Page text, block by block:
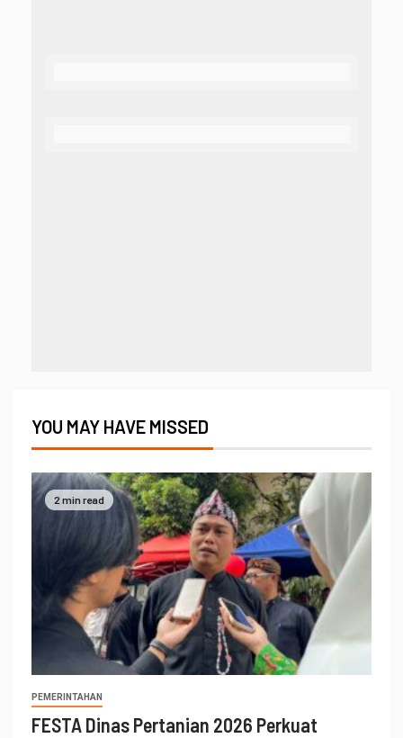
YOU MAY HAVE MISSED
2 min read
PEMERINTAHAN
FESTA Dinas Pertanian 2026 Perkuat